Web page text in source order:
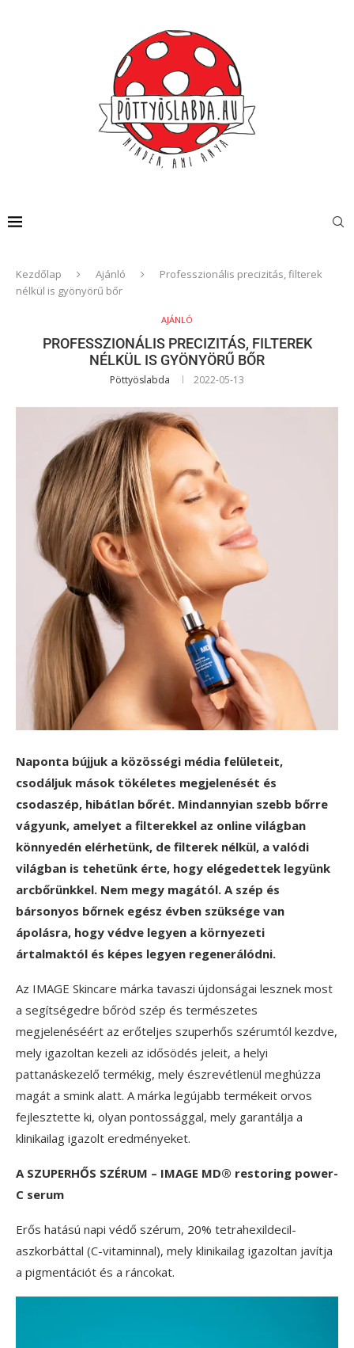
Kezdőlap Ajánló
Professzionális precizitás, filterek
nélkül is gyönyörű bőr
AJÁNLÓ
PROFESSZIONÁLIS PRECIZITÁS, FILTEREK
NÉLKÜL IS GYÖNYÖRŰ BŐR
Pöttyöslabda 2022-05-13
Naponta bújjuk a közösségi média felületeit,
csodáljuk mások tökéletes megjelenését és
csodaszép, hibátlan bőrét. Mindannyian szebb bőrre
vágyunk, amelyet a filterekkel az online világban
könnyedén elérhetünk, de filterek nélkül, a valódi
világban is tehetünk érte, hogy elégedettek legyünk
arcbőrünkkel. Nem megy magától. A szép és
bársonyos bőrnek egész évben szüksége van
ápolásra, hogy védve legyen a környezeti
ártalmaktól és képes legyen regenerálódni.
Az IMAGE Skincare márka tavaszi újdonságai lesznek most
a segítségedre bőröd szép és természetes
megjelenéséért az erőteljes szuperhős szérumtól kezdve,
mely igazoltan kezeli az idősödés jeleit, a helyi
pattanáskezelő termékig, mely észrevétlenül meghúzza
magát a smink alatt. A márka legújabb termékeit orvos
fejlesztette ki, olyan pontossággal, mely garantálja a
klinikailag igazolt eredményeket.
A SZUPERHŐS SZÉRUM – IMAGE MD® restoring power-
C serum
Erős hatású napi védő szérum, 20% tetrahexildecil-
aszkorbáttal (C-vitaminnal), mely klinikailag igazoltan javítja
a pigmentációt és a ráncokat.